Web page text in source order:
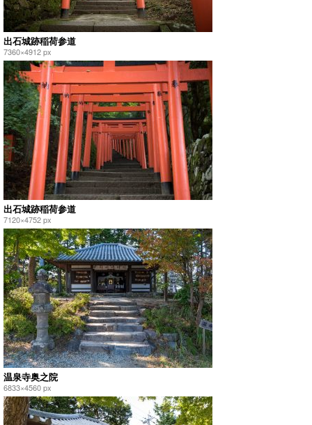
出石城跡稲荷参道
7360×4912 px
出石城跡稲荷参道
7120×4752 px
温泉寺奥之院
6833×4560 px